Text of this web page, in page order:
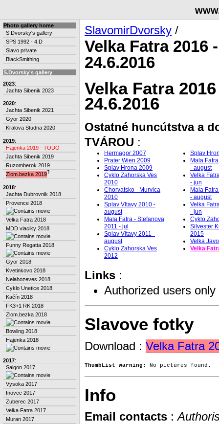
Photo gallery home
S.Dvorsky's gallery
SPS 1992 - 4.D
Slavo private
BlackSmithing
S.Dvorsky's gallery
2023:
Jachta Sibenik 2023
2020:
Jachta Sibenik 2021
Gyor 2020
Kralova Studna 2020
2019:
Hajenka 2019 - TODO
Jachta Sibenik 2019
Ruzomberok 2019
Zlom.bezka 2019?
2018:
Jachta Dubrovnik 2018
Provence 2018
Velka Fatra 2018
MDD vlaciky 2018
Funny Regatta 2018
Gyor 2018
Kvetinkovo 2018
Nelahozeves 2018
Cyklo Unetice 2018
Kačín 2018
FK3+1 RK 2018
Zlom.bezka 2018
Bowling 2018
Hajenka 2018
2017:
Saigon 2017
Vysoka 2017
Inovec 2017
Zuberec 2017
Velka Fatra 2017
Muran 2017
SlavomirDvorsky /
Velka Fatra
24.6.2016
Velka Fatra
24.6.2016
Ostatné huncútstva a
TVÁROU :
Hermagor 2007
Prater Wien 2009
Splav Hrona 2009
Cyklo Zahorska Ves
2010
Chorvatsko - Murvica
2010
Splav Vltavy 2010 -
august
Mala Fatra - Stefanova
2011 - jul
Splav Vltavy 2011 -
august
Cyklo Zahorska Ves
2012
Splav
Mala
- august
Velka
- jun
Mala
- august
Velka
- jun
Cyklo
Silvester
2015
Velka
Velka
Links :
Authorized users only
Slavove fotky
Download : Velka Fatra
ThumbList warning: No pictures found.
Info
Email contacts :